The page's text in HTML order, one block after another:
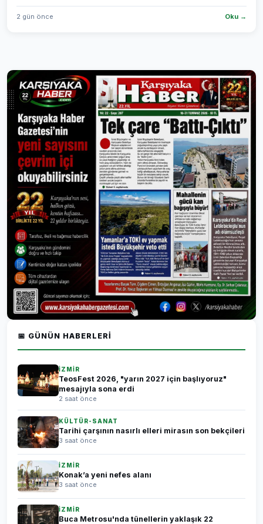
2 gün önce Oku →
📅 GÜNÜN HABERLERI
İZMİR
TeosFest 2026, "yarın 2027 için başlıyoruz"
mesajıyla sona erdi
2 saat önce
KÜLTÜR-SANAT
Tarihi çarşının nasırlı elleri mirasın son bekçileri
3 saat önce
İZMİR
Konak’a yeni nefes alanı
3 saat önce
İZMİR
Buca Metrosu'nda tünellerin yaklaşık 22